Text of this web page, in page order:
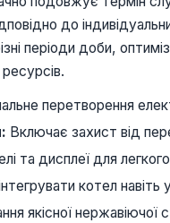
до
періоди доби,
перетворення
Включає захист від
та дисплеї для
котел навіть
якісної нержавіючої